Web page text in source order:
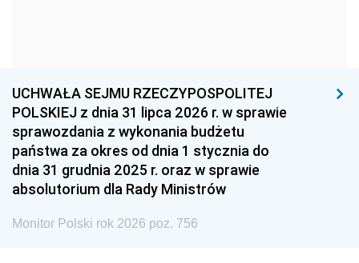
1939 1938 1937
1936 1930
UCHWAŁA SEJMU RZECZYPOSPOLITEJ
POLSKIEJ z dnia 31 lipca 2026 r. w sprawie
sprawozdania z wykonania budżetu
państwa za okres od dnia 1 stycznia do
dnia 31 grudnia 2025 r. oraz w sprawie
absolutorium dla Rady Ministrów
Monitor Polski rok 2026 poz. 756